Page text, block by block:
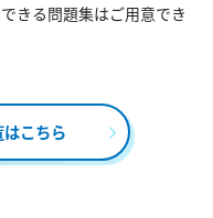
きる問題集はご用意でき
こちら